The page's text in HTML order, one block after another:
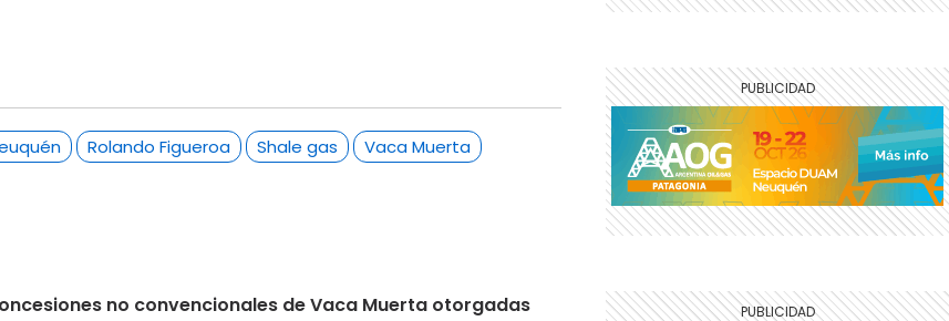
Rolando Figueroa Shale gas
Vaca Muerta
no convencionales de Vaca Muerta otorgadas